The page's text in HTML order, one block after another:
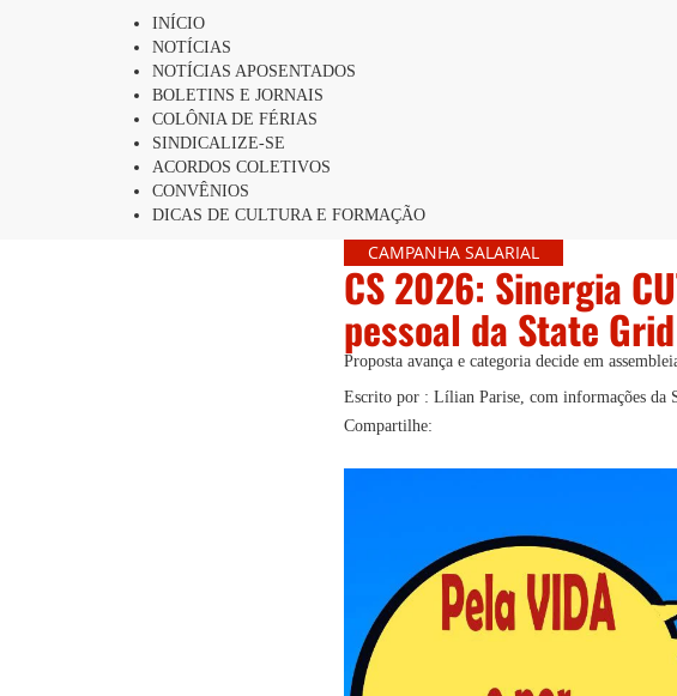
INÍCIO
NOTÍCIAS
NOTÍCIAS APOSENTADOS
BOLETINS E JORNAIS
COLÔNIA DE FÉRIAS
SINDICALIZE-SE
ACORDOS COLETIVOS
CONVÊNIOS
DICAS DE CULTURA E FORMAÇÃO
CAMPANHA SALARIAL
CS 2026: Sinergia
pessoal da State Grid
Proposta avança e categoria decide em
Escrito por : Lílian Parise, com informações da
Compartilhe: